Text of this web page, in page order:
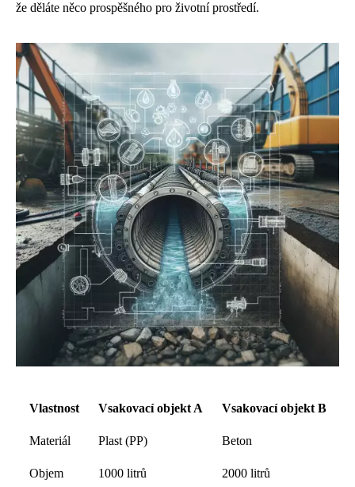
že děláte něco prospěšného pro životní prostředí.
Vlastnost Vsakovací objekt A Vsakovací objekt B
Materiál Plast (PP) Beton
Objem 1000 litrů 2000 litrů